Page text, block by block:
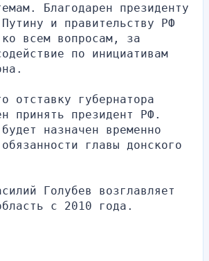
Благодарен президенту
и правительству РФ
всем вопросам, за
по инициативам
отставку губернатора
принять президент РФ.
назначен временно
главы донского
Голубев возглавляет
с 2010 года.